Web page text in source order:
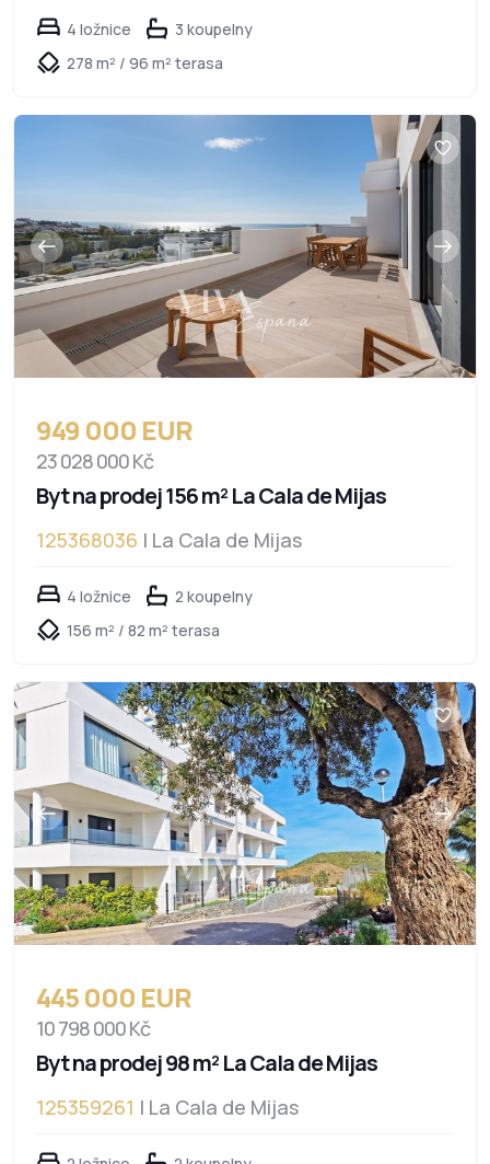
4 ložnice
3 koupelny
278 m² / 96 m² terasa
949 000 EUR
23 028 000 Kč
Byt na prodej 156 m² La Cala de Mijas
125368036 | La Cala de Mijas
4 ložnice
2 koupelny
156 m² / 82 m² terasa
445 000 EUR
10 798 000 Kč
Byt na prodej 98 m² La Cala de Mijas
125359261 | La Cala de Mijas